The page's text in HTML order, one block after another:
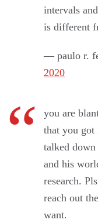
intervals
is different
— paulo r.
2020
you are
that you got
talked
and his
research.
reach out
want.